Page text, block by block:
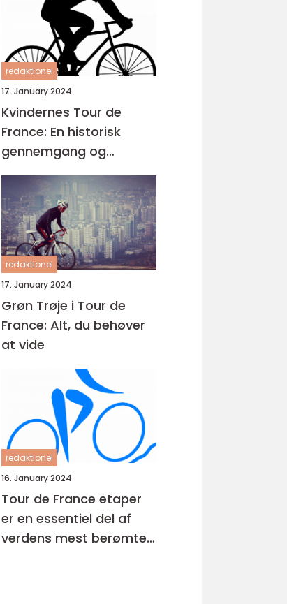
redaktionel
17. January 2024
Kvindernes Tour de
France: En historisk
gennemgang og
præsentation
redaktionel
17. January 2024
Grøn Trøje i Tour de
France: Alt, du behøver
at vide
redaktionel
16. January 2024
Tour de France etaper
er en essentiel del af
verdens mest berømte